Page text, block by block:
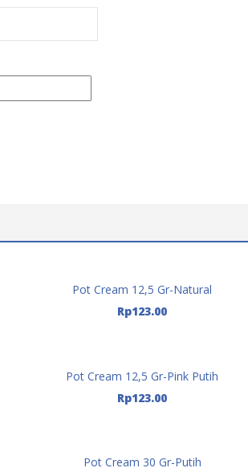
Pot Cream 12,5 Gr-Natural
Rp123.00
Tambah Ke Keranjang
Pot Cream 12,5 Gr-Pink Putih
Rp123.00
Tambah Ke Keranjang
Pot Cream 30 Gr-Putih